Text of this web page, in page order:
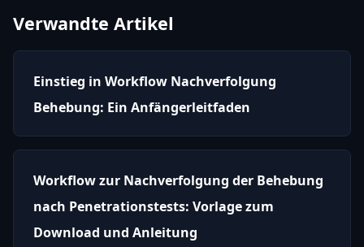
Verwandte Artikel
Einstieg in Workflow Nachverfolgung
Behebung: Ein Anfängerleitfaden
Workflow zur Nachverfolgung der Behebung
nach Penetrationstests: Vorlage zum
Download und Anleitung